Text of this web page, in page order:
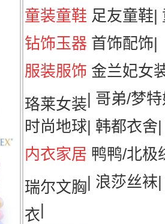
童装童鞋 足友童鞋|
钻饰玉器 首饰配饰|
服装服饰 金兰妃女
珞莱女装| 哥弟/梦
时尚地球| 韩都衣舍|
内衣家居 鸭鸭/北极
瑞尔文胸| 浪莎丝袜
衣|